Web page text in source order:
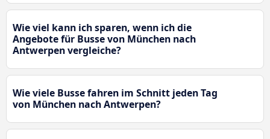
Wie viel kann ich sparen, wenn ich die
Angebote für Busse von München nach
Antwerpen vergleiche?
Wie viele Busse fahren im Schnitt jeden Tag
von München nach Antwerpen?